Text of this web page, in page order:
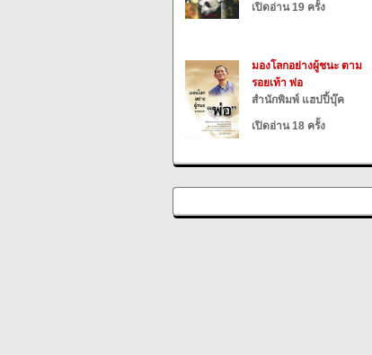
เปิดอ่าน 19 ครั้ง
มองโลกอย่างผู้ชนะ ตาม
รอยเท้า พ่อ
สำนักพิมพ์ แฮปปี้บุ๊ค
เปิดอ่าน 18 ครั้ง